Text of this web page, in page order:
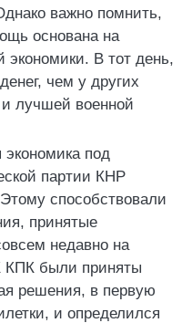
важно помнить,
основана на
экономики. В тот день,
чем у других
и лучшей военной
экономика под
партии КНР
способствовали
принятые
недавно на
КПК были приняты
решения, в первую
и определился